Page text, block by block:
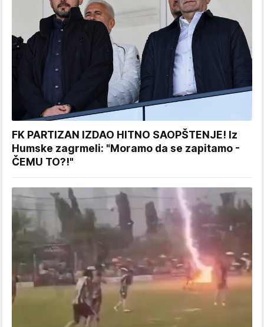
FK PARTIZAN IZDAO HITNO SAOPŠTENJE! Iz
Humske zagrmeli: "Moramo da se zapitamo -
ČEMU TO?!"